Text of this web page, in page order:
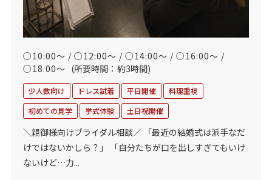
○10:00～ / ○12:00～ / ○14:00～ / ○16:00～ /
○18:00～ (所要時間：約3時間)
少人数向け ドレス試着 平日開催
料理重視
初めての見学
挙式体験 土日祝開催
＼親御様向けブライダル相談／ 「最近の結婚式は派手なだ
けではないかしら？」 「自分たちが口を出しすぎてもいけ
ないけど…力...